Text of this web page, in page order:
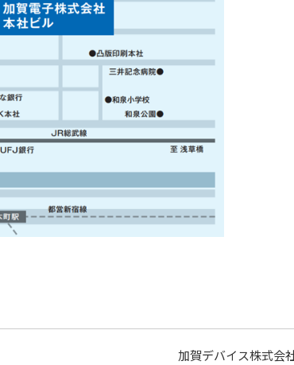
加賀デバイス株式会